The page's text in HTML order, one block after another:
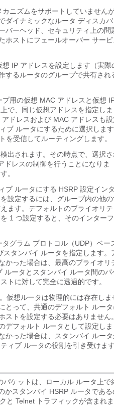
ニズムをサポートしていませんが
ダイナミックなルータ ディスカバ
バーヘッド、セキュリティ上の問
ホストにフェールオーバー サービ
IP アドレスを設定します（実際
するルータのグループで共有され
用の仮想 MAC アドレスと仮想
で、同じ仮想アドレスを指定しま
ドレスおよび MAC アドレスも設
ブ ルータにするために選択します
受信してルーティングします。
出されます。その時点で、選択
ドレスの制御を行うことになりま
。
ブ ルータにする HSRP 設定イン
設定するには、グループ内の他の
ます。デフォルトのプライオリテ
1 つ設定すると、そのインターフ
グラム プロトコル（UDP）ベー
タンバイ ルータを指定します。
かった場合は、最高のプライオリ
ルータとスタンバイ ルータ間のパ
トに対して完全に透過的です。
仮想ルータは物理的には存在しま
とって、共通のデフォルト ルータ
トを設定する必要はありません。
デフォルト ルータとして設定しま
かった場合は、スタンバイ ルー
ィブ ルータの役割を引き受けます
ケットは、ローカル ルータ上で
かスタンバイ HSRP ルータである
と Telnet トラフィックが含まれま